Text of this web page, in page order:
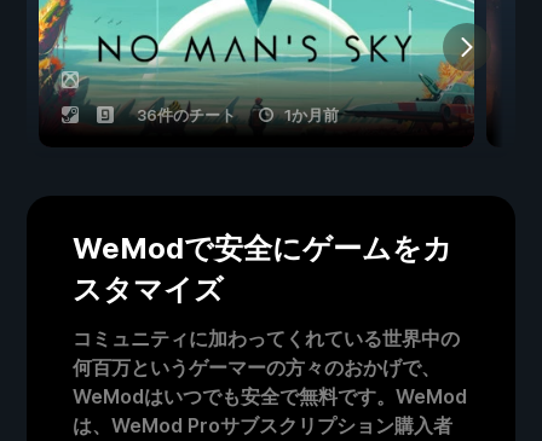
36件のチート 1か月前
WeModで安全にゲームをカ
スタマイズ
コミュニティに加わってくれている世界中の
何百万というゲーマーの方々のおかげで、
WeModはいつでも安全で無料です。WeMod
は、WeMod Proサブスクリプション購入者